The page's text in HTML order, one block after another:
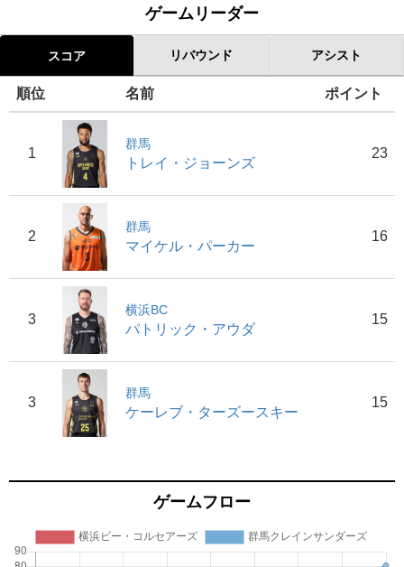
ゲームリーダー
スコア リバウンド アシスト
順位 名前 ポイント
1
群馬
トレイ・ジョーンズ
23
2
群馬
マイケル・パーカー
16
3
横浜BC
パトリック・アウダ
15
3
群馬
ケーレブ・ターズースキー
15
ゲームフロー